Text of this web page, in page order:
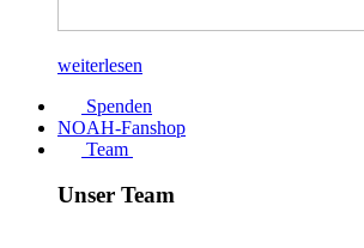
weiterlesen
Spenden
NOAH-Fanshop
Team
Unser Team